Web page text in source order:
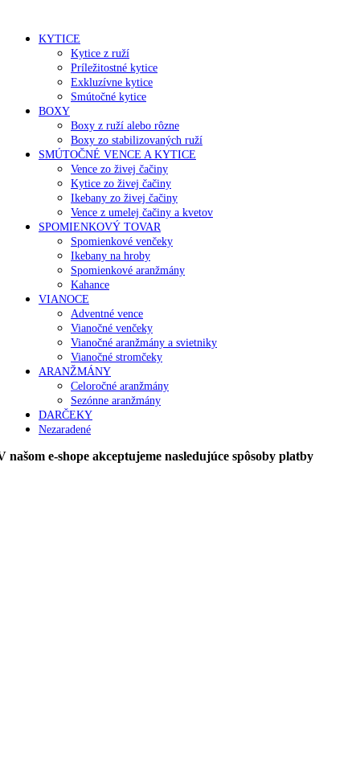
KYTICE
Kytice z ruží
Príležitostné kytice
Exkluzívne kytice
Smútočné kytice
BOXY
Boxy z ruží alebo rôzne
Boxy zo stabilizovaných ruží
SMÚTOČNÉ VENCE A KYTICE
Vence zo živej čačiny
Kytice zo živej čačiny
Ikebany zo živej čačiny
Vence z umelej čačiny a kvetov
SPOMIENKOVÝ TOVAR
Spomienkové venčeky
Ikebany na hroby
Spomienkové aranžmány
Kahance
VIANOCE
Adventné vence
Vianočné venčeky
Vianočné aranžmány a svietniky
Vianočné stromčeky
ARANŽMÁNY
Celoročné aranžmány
Sezónne aranžmány
DARČEKY
Nezaradené
našom e-shope akceptujeme nasledujúce spôsoby platby